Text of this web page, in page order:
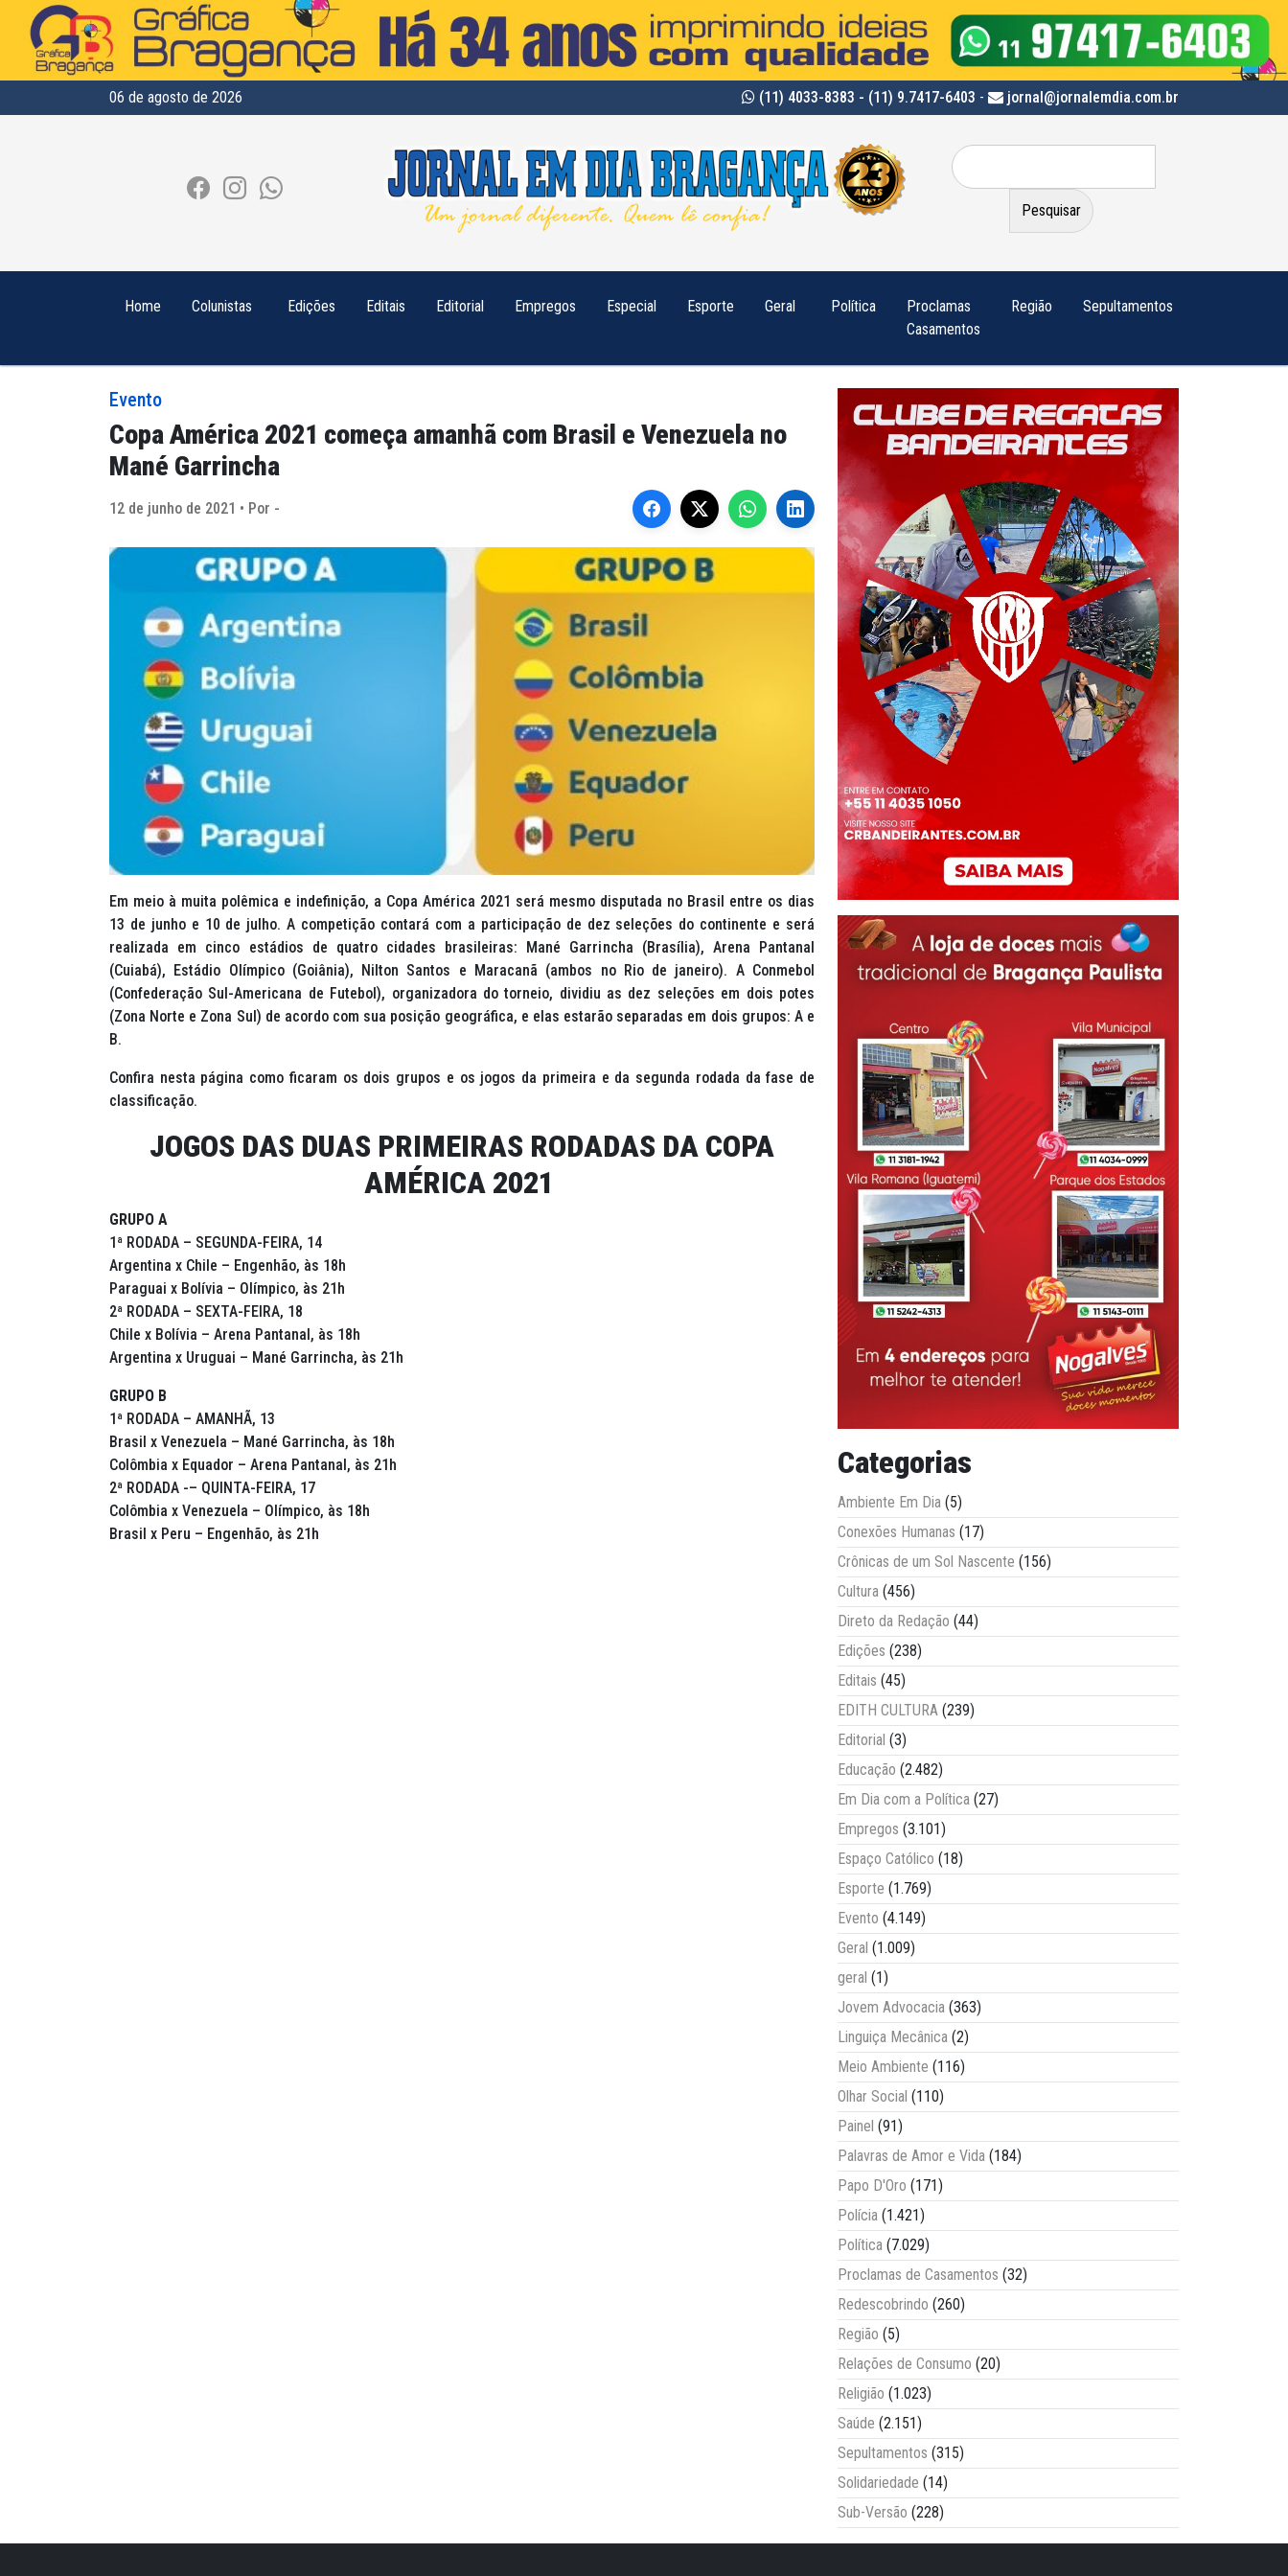
06 de agosto de 2026 (11) 4033-8383 - (11) 9.7417-6403 - jornal@jornalemdia.com.br
Pesquisar
por:
Home Colunistas Edições Editais Editorial Empregos Especial Esporte Geral Política
Proclamas
Casamentos
Região Sepultamentos
Evento
Copa América 2021 começa amanhã com Brasil e Venezuela no
Mané Garrincha
12 de junho de 2021 • Por -
Em meio à muita polêmica e indefinição, a Copa América 2021 será mesmo disputada no Brasil entre os dias
13 de junho e 10 de julho. A competição contará com a participação de dez seleções do continente e será
realizada em cinco estádios de quatro cidades brasileiras: Mané Garrincha (Brasília), Arena Pantanal
(Cuiabá), Estádio Olímpico (Goiânia), Nilton Santos e Maracanã (ambos no Rio de janeiro). A Conmebol
(Confederação Sul-Americana de Futebol), organizadora do torneio, dividiu as dez seleções em dois potes
(Zona Norte e Zona Sul) de acordo com sua posição geográfica, e elas estarão separadas em dois grupos: A e
B.
Confira nesta página como ficaram os dois grupos e os jogos da primeira e da segunda rodada da fase de
classificação.
JOGOS DAS DUAS PRIMEIRAS RODADAS DA COPA
AMÉRICA 2021
GRUPO A
1ª RODADA – SEGUNDA-FEIRA, 14
Argentina x Chile – Engenhão, às 18h
Paraguai x Bolívia – Olímpico, às 21h
2ª RODADA – SEXTA-FEIRA, 18
Chile x Bolívia – Arena Pantanal, às 18h
Argentina x Uruguai – Mané Garrincha, às 21h
GRUPO B
1ª RODADA – AMANHÃ, 13
Brasil x Venezuela – Mané Garrincha, às 18h
Colômbia x Equador – Arena Pantanal, às 21h
2ª RODADA -– QUINTA-FEIRA, 17
Colômbia x Venezuela – Olímpico, às 18h
Brasil x Peru – Engenhão, às 21h
Categorias
Ambiente Em Dia (5)
Conexões Humanas (17)
Crônicas de um Sol Nascente (156)
Cultura (456)
Direto da Redação (44)
Edições (238)
Editais (45)
EDITH CULTURA (239)
Editorial (3)
Educação (2.482)
Em Dia com a Política (27)
Empregos (3.101)
Espaço Católico (18)
Esporte (1.769)
Evento (4.149)
Geral (1.009)
geral (1)
Jovem Advocacia (363)
Linguiça Mecânica (2)
Meio Ambiente (116)
Olhar Social (110)
Painel (91)
Palavras de Amor e Vida (184)
Papo D'Oro (171)
Polícia (1.421)
Política (7.029)
Proclamas de Casamentos (32)
Redescobrindo (260)
Região (5)
Relações de Consumo (20)
Religião (1.023)
Saúde (2.151)
Sepultamentos (315)
Solidariedade (14)
Sub-Versão (228)